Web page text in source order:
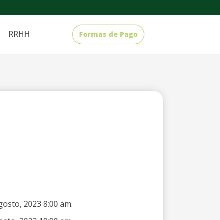
RRHH Formas de Pago
2023 8:00 am.